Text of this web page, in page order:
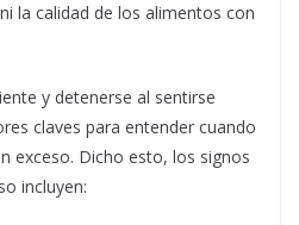
la calidad de los alimentos con
y detenerse al sentirse
claves para entender cuando
exceso. Dicho esto, los signos
incluyen: